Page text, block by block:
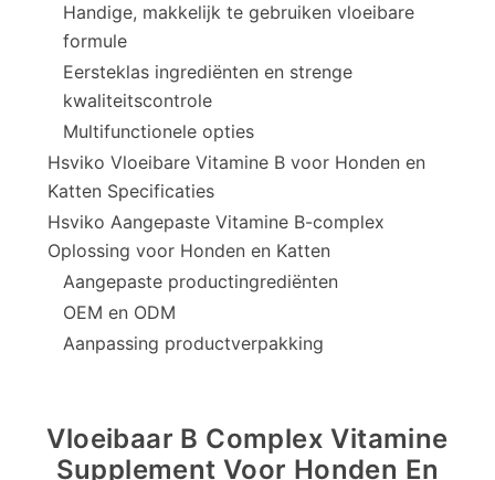
Handige, makkelijk te gebruiken vloeibare
formule
Eersteklas ingrediënten en strenge
kwaliteitscontrole
Multifunctionele opties
Hsviko Vloeibare Vitamine B voor Honden en
Katten Specificaties
Hsviko Aangepaste Vitamine B-complex
Oplossing voor Honden en Katten
Aangepaste productingrediënten
OEM en ODM
Aanpassing productverpakking
Vloeibaar B Complex Vitamine
Supplement Voor Honden En